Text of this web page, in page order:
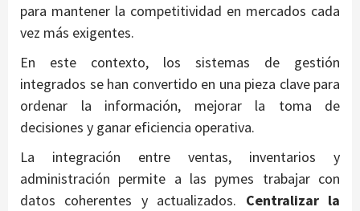
para mantener la competitividad en mercados cada
vez más exigentes.
En este contexto, los sistemas de gestión
integrados se han convertido en una pieza clave para
ordenar la información, mejorar la toma de
decisiones y ganar eficiencia operativa.
La integración entre ventas, inventarios y
administración permite a las pymes trabajar con
datos coherentes y actualizados. Centralizar la